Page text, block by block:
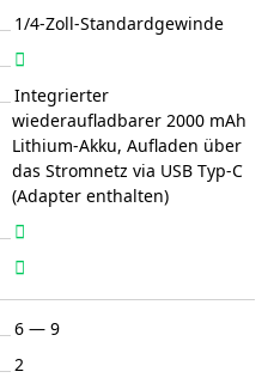
1/4-Zoll-Standardgewinde
Integrierter
wiederaufladbarer 2000 mAh
Lithium-Akku, Aufladen über
das Stromnetz via USB Typ-C
(Adapter enthalten)
6 — 9
2